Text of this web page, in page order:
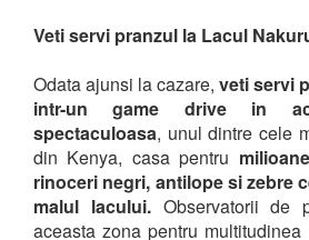
Veti servi pranzul la Lacul
Odata ajunsi la cazare, veti servi
intr-un game drive in
spectaculoasa, unul dintre cele
din Kenya, casa pentru
rinoceri negri, antilope si zebre
malul lacului. Observatorii de
aceasta zona pentru